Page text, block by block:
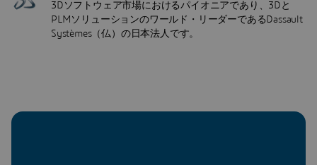
3Dソフトウェア市場におけるパイオニアであり、3Dと
PLMソリューションのワールド・リーダーであるDassault
Systèmes（仏）の日本法人です。